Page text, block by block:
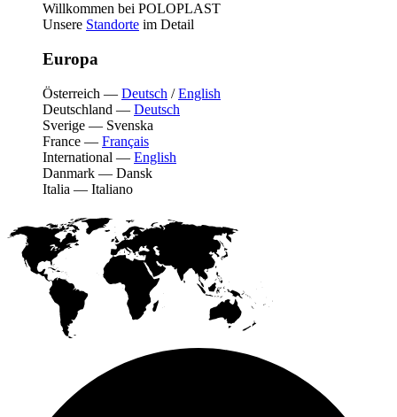
Willkommen bei POLOPLAST
Unsere Standorte im Detail
Europa
Österreich — Deutsch /English
Deutschland — Deutsch
Sverige — Svenska
France — Français
International — English
Danmark — Dansk
Italia — Italiano